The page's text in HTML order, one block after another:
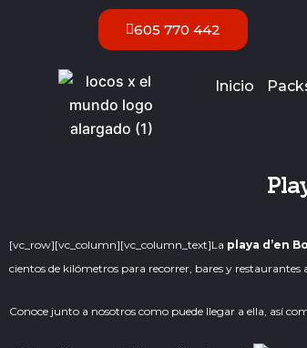
605 770 442
Inicio
[vc_row][vc_column][vc_column_text]La playa d’en
cientos de kilómetros para recorrer, bares y
Conoce junto a nosotros como puede llegar a ella, así